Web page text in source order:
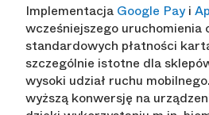
Implementacja Google Payi
wcześniejszego uruchomienia
standardowych płatności
szczególnie istotne dla
wysoki udział ruchu
wyższą konwersję na